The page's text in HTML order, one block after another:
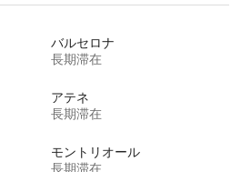
バルセロナ
長期滞在
アテネ
長期滞在
モントリオール
長期滞在